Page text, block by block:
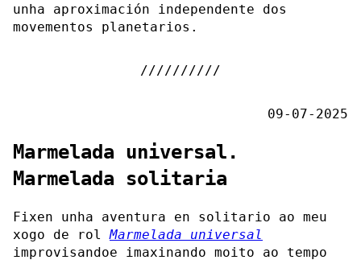
unha aproximación independente dos
movementos planetarios.
09-07-2025
Marmelada universal.
Marmelada solitaria
Fixen unha aventura en solitario ao meu
xogo de rolMarmelada universal
improvisandoe imaxinando moito ao tempo